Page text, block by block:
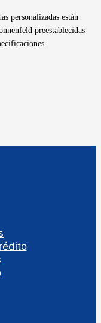
personalizadas están
preestablecidas